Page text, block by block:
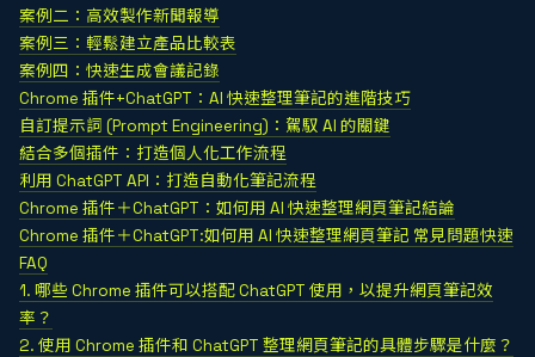
案例二：高效製作新聞報導
案例三：輕鬆建立產品比較表
案例四：快速生成會議記錄
Chrome 插件+ChatGPT：AI 快速整理筆記的進階技巧
自訂提示詞 (Prompt Engineering)：駕馭 AI 的關鍵
結合多個插件：打造個人化工作流程
利用 ChatGPT API：打造自動化筆記流程
Chrome 插件＋ChatGPT：如何用 AI 快速整理網頁筆記結論
Chrome 插件＋ChatGPT:如何用 AI 快速整理網頁筆記 常見問題快速
FAQ
1. 哪些 Chrome 插件可以搭配 ChatGPT 使用，以提升網頁筆記效
率？
2. 使用 Chrome 插件和 ChatGPT 整理網頁筆記的具體步驟是什麼？